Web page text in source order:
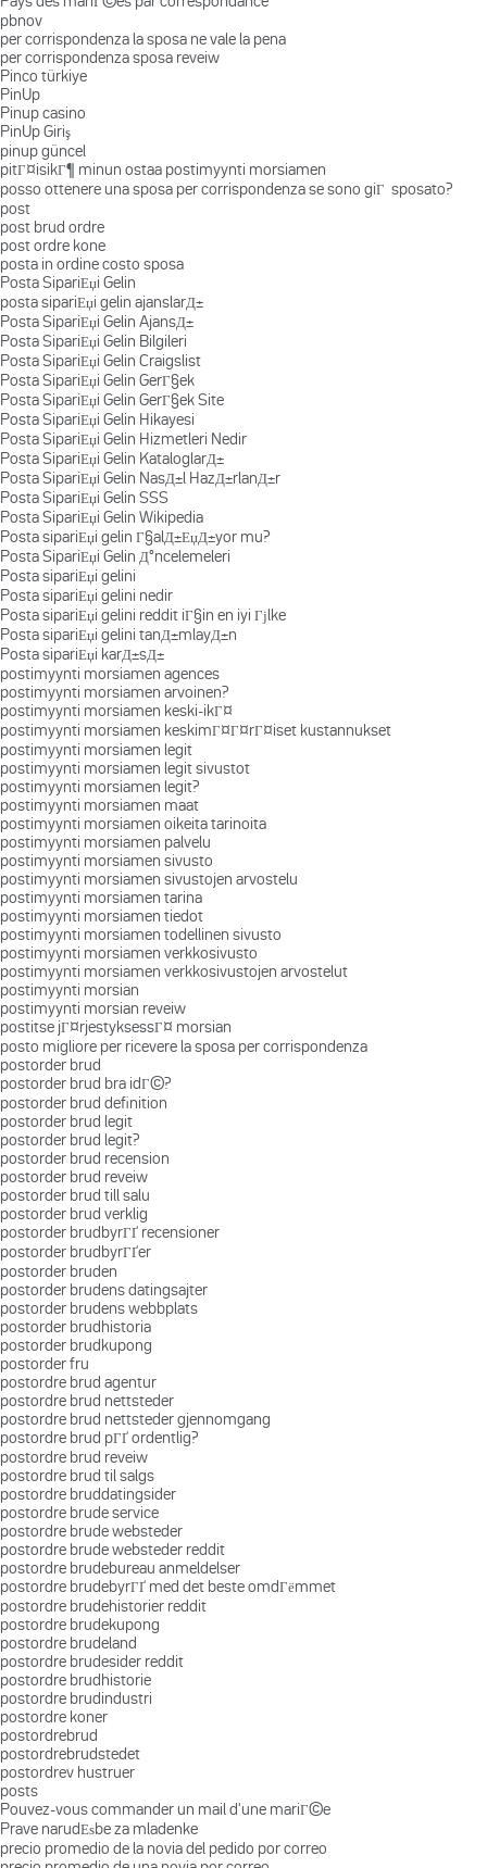
pbnov
per corrispondenza la sposa ne vale la pena
per corrispondenza sposa reveiw
Pinco türkiye
PinUp
Pinup casino
PinUp Giriş
pinup güncel
pitГ¤isikГ¶ minun ostaa postimyynti morsiamen
posso ottenere una sposa per corrispondenza se sono giГ sposato?
post
post brud ordre
post ordre kone
posta in ordine costo sposa
Posta SipariЕџi Gelin
posta sipariЕџi gelin ajanslarД±
Posta SipariЕџi Gelin AjansД±
Posta SipariЕџi Gelin Bilgileri
Posta SipariЕџi Gelin Craigslist
Posta SipariЕџi Gelin GerГ§ek
Posta SipariЕџi Gelin GerГ§ek Site
Posta SipariЕџi Gelin Hikayesi
Posta SipariЕџi Gelin Hizmetleri Nedir
Posta SipariЕџi Gelin KataloglarД±
Posta SipariЕџi Gelin NasД±l HazД±rlanД±r
Posta SipariЕџi Gelin SSS
Posta SipariЕџi Gelin Wikipedia
Posta sipariЕџi gelin Г§alД±ЕџД±yor mu?
Posta SipariЕџi Gelin Д°ncelemeleri
Posta sipariЕџi gelini
Posta sipariЕџi gelini nedir
Posta sipariЕџi gelini reddit iГ§in en iyi Гјlke
Posta sipariЕџi gelini tanД±mlayД±n
Posta sipariЕџi karД±sД±
postimyynti morsiamen agences
postimyynti morsiamen arvoinen?
postimyynti morsiamen keski-ikГ¤
postimyynti morsiamen keskimГ¤Г¤rГ¤iset kustannukset
postimyynti morsiamen legit
postimyynti morsiamen legit sivustot
postimyynti morsiamen legit?
postimyynti morsiamen maat
postimyynti morsiamen oikeita tarinoita
postimyynti morsiamen palvelu
postimyynti morsiamen sivusto
postimyynti morsiamen sivustojen arvostelu
postimyynti morsiamen tarina
postimyynti morsiamen tiedot
postimyynti morsiamen todellinen sivusto
postimyynti morsiamen verkkosivusto
postimyynti morsiamen verkkosivustojen arvostelut
postimyynti morsian
postimyynti morsian reveiw
postitse jГ¤rjestyksessГ¤ morsian
posto migliore per ricevere la sposa per corrispondenza
postorder brud
postorder brud bra idГ©?
postorder brud definition
postorder brud legit
postorder brud legit?
postorder brud recension
postorder brud reveiw
postorder brud till salu
postorder brud verklig
postorder brudbyrГҐ recensioner
postorder brudbyrГҐer
postorder bruden
postorder brudens datingsajter
postorder brudens webbplats
postorder brudhistoria
postorder brudkupong
postorder fru
postordre brud agentur
postordre brud nettsteder
postordre brud nettsteder gjennomgang
postordre brud pГҐ ordentlig?
postordre brud reveiw
postordre brud til salgs
postordre bruddatingsider
postordre brude service
postordre brude websteder
postordre brude websteder reddit
postordre brudebureau anmeldelser
postordre brudebyrГҐ med det beste omdГёmmet
postordre brudehistorier reddit
postordre brudekupong
postordre brudeland
postordre brudesider reddit
postordre brudhistorie
postordre brudindustri
postordre koner
postordrebrud
postordrebrudstedet
postordrev hustruer
posts
Pouvez-vous commander un mail d'une mariГ©e
Prave narudЕѕbe za mladenke
precio promedio de la novia del pedido por correo